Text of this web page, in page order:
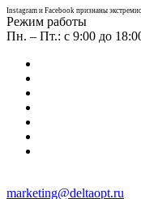
Instagram и Facebook признаны
Режим работы
Пн. – Пт.: с 9:00 до
marketing@deltaopt.ru